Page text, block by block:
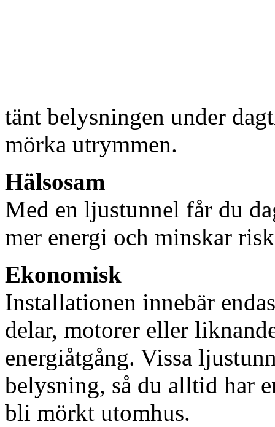
tänt belysningen under
mörka utrymmen.
Hälsosam
Med en ljustunnel får du
mer energi och minskar
Ekonomisk
Installationen innebär
delar, motorer eller
energiåtgång. Vissa
belysning, så du alltid har
bli mörkt utomhus.